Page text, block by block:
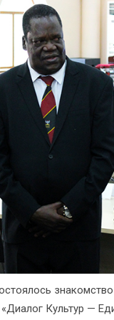
Культур —